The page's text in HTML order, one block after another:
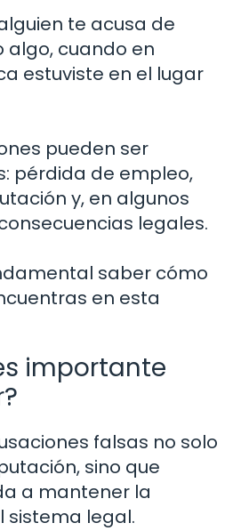
te acusa de
cuando en
estuviste en el lugar
pueden ser
pérdida de empleo,
y, en algunos
legales.
saber cómo
en esta
importante
falsas no solo
sino que
a mantener la
sistema legal.